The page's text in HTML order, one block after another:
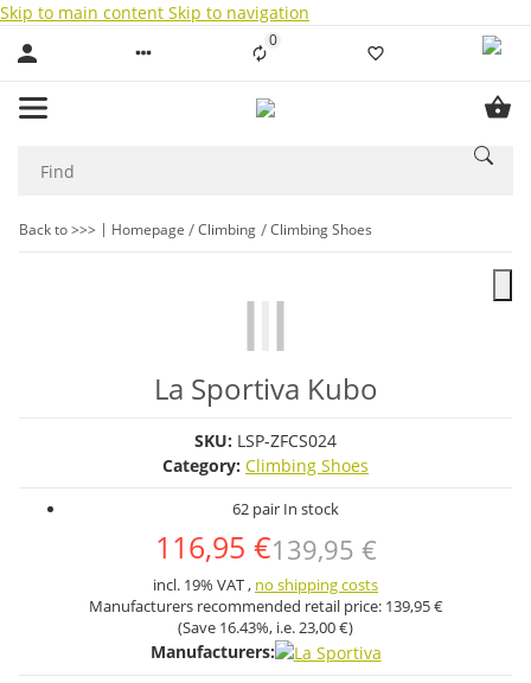
Skip to main content Skip to navigation
0Liste ist leer
Back to >>> Homepage Climbing Climbing Shoes
La Sportiva Kubo
SKU: LSP-ZFCS024
Category: Climbing Shoes
62 pair In stock
116,95 €139,95 €
incl. 19% VAT , no shipping costs
Manufacturers recommended retail price: 139,95 €
(Save 16.43%, i.e.23,00 €)
Manufacturers: